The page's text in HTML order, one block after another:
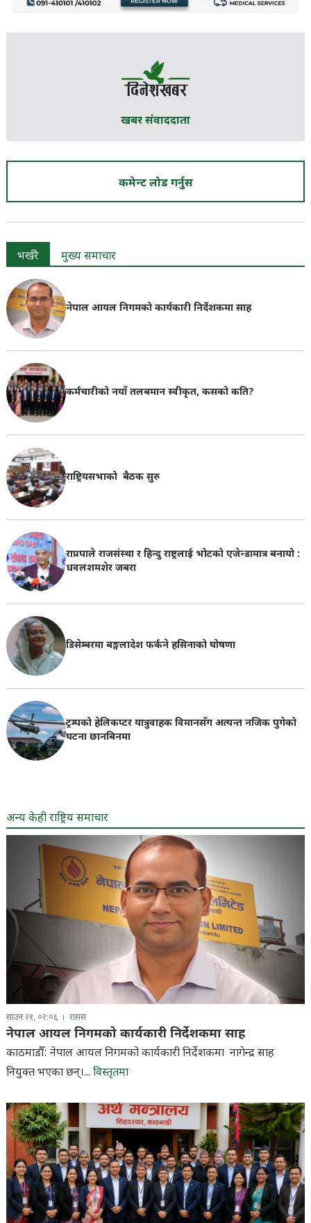
खबर संवाददाता
कमेन्ट लोड गर्नुस
भर्खरै मुख्य समाचार
नेपाल आयल निगमको कार्यकारी निर्देशकमा साह
कर्मचारीको नयाँ तलबमान स्वीकृत, कसको कति?
राष्ट्रियसभाको बैठक सुरु
राप्रपाले राजसंस्था र हिन्दु राष्ट्रलाई भोटको एजेन्डामात्र बनायो :
धवलशमशेर जबरा
डिसेम्बरमा बङ्गलादेश फर्कने हसिनाको घोषणा
ट्रम्पको हेलिकप्टर यात्रुवाहक विमानसँग अत्यन्त नजिक पुगेको
घटना छानबिनमा
अन्य केही राष्ट्रिय समाचार
साउन २१, ०२:०६ रासस
नेपाल आयल निगमको कार्यकारी निर्देशकमा साह
काठमाडौँ: नेपाल आयल निगमको कार्यकारी निर्देशकमा नागेन्द्र साह
नियुक्त भएका छन्।... विस्तृतमा